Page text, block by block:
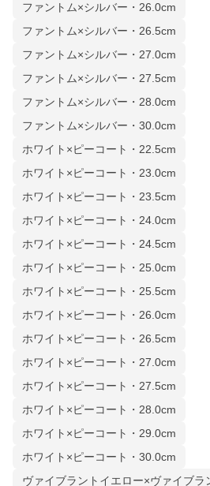
ファントム×シルバー・26.0cm
ファントム×シルバー・26.5cm
ファントム×シルバー・27.0cm
ファントム×シルバー・27.5cm
ファントム×シルバー・28.0cm
ファントム×シルバー・30.0cm
ホワイト×ピーコート・22.5cm
ホワイト×ピーコート・23.0cm
ホワイト×ピーコート・23.5cm
ホワイト×ピーコート・24.0cm
ホワイト×ピーコート・24.5cm
ホワイト×ピーコート・25.0cm
ホワイト×ピーコート・25.5cm
ホワイト×ピーコート・26.0cm
ホワイト×ピーコート・26.5cm
ホワイト×ピーコート・27.0cm
ホワイト×ピーコート・27.5cm
ホワイト×ピーコート・28.0cm
ホワイト×ピーコート・29.0cm
ホワイト×ピーコート・30.0cm
ヴァイブラントイエロー×ヴァイブ